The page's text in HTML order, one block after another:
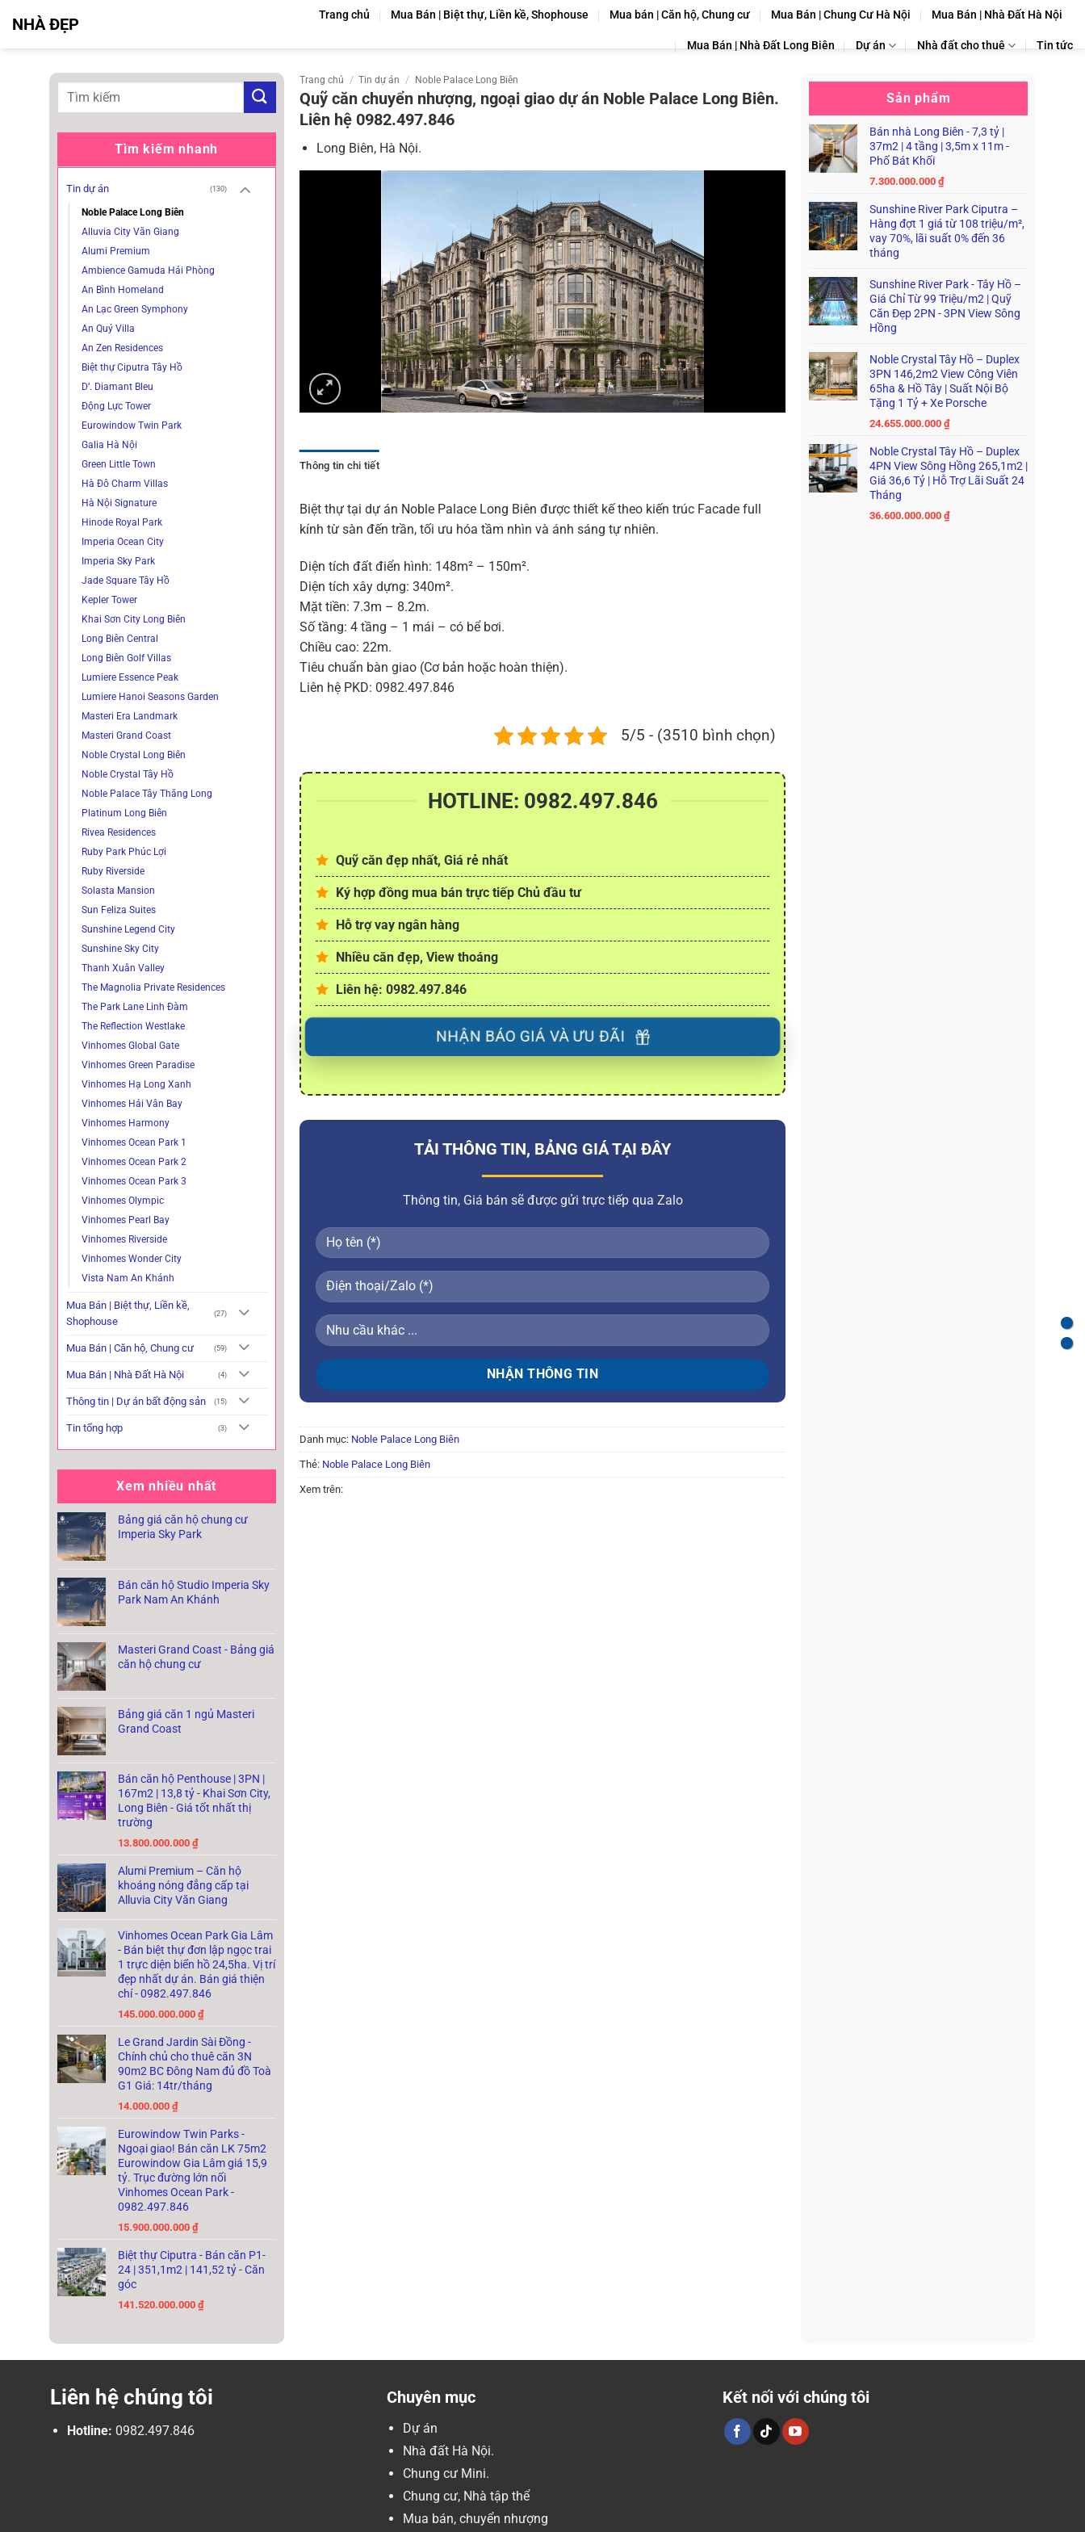
quaNHÀ ĐẸP Trang chủ Mua Bán | Biệt thự, Liền kề, Shophouse Mua bán | Căn hộ, Chung cư Mua Bán | Chung Cư Hà Nội Mua Bán | Nhà Đất Hà Nội
Mua Bán | Nhà Đất Long Biên Dự án Nhà đất cho thuê Tin tức
Tìm kiếm nhanh
Tin dự án (130)
Noble Palace Long Biên
Alluvia City Văn Giang
Alumi Premium
Ambience Gamuda Hải Phòng
An Bình Homeland
An Lạc Green Symphony
An Quý Villa
An Zen Residences
Biệt thự Ciputra Tây Hồ
D’. Diamant Bleu
Động Lực Tower
Eurowindow Twin Park
Galia Hà Nội
Green Little Town
Hà Đô Charm Villas
Hà Nội Signature
Hinode Royal Park
Imperia Ocean City
Imperia Sky Park
Jade Square Tây Hồ
Kepler Tower
Khai Sơn City Long Biên
Long Biên Central
Long Biên Golf Villas
Lumiere Essence Peak
Lumiere Hanoi Seasons Garden
Masteri Era Landmark
Masteri Grand Coast
Noble Crystal Long Biên
Noble Crystal Tây Hồ
Noble Palace Tây Thăng Long
Platinum Long Biên
Rivea Residences
Ruby Park Phúc Lợi
Ruby Riverside
Solasta Mansion
Sun Feliza Suites
Sunshine Legend City
Sunshine Sky City
Thanh Xuân Valley
The Magnolia Private Residences
The Park Lane Linh Đàm
The Reflection Westlake
Vinhomes Global Gate
Vinhomes Green Paradise
Vinhomes Hạ Long Xanh
Vinhomes Hải Vân Bay
Vinhomes Harmony
Vinhomes Ocean Park 1
Vinhomes Ocean Park 2
Vinhomes Ocean Park 3
Vinhomes Olympic
Vinhomes Pearl Bay
Vinhomes Riverside
Vinhomes Wonder City
Vista Nam An Khánh
Mua Bán | Biệt thự, Liền kề,
Shophouse
(27)
Mua Bán | Căn hộ, Chung cư (59)
Mua Bán | Nhà Đất Hà Nội (4)
Thông tin | Dự án bất động sản (15)
Tin tổng hợp (3)
Xem nhiều nhất
Bảng giá căn hộ chung cư
Imperia Sky Park
Bán căn hộ Studio Imperia Sky
Park Nam An Khánh
Masteri Grand Coast - Bảng giá
căn hộ chung cư
Bảng giá căn 1 ngủ Masteri
Grand Coast
Bán căn hộ Penthouse | 3PN |
167m2 | 13,8 tỷ - Khai Sơn City,
Long Biên - Giá tốt nhất thị
trường
13.800.000.000 ₫
Alumi Premium – Căn hộ
khoáng nóng đẳng cấp tại
Alluvia City Văn Giang
Vinhomes Ocean Park Gia Lâm
- Bán biệt thự đơn lập ngọc trai
1 trực diện biển hồ 24,5ha. Vị trí
đẹp nhất dự án. Bán giá thiện
chí - 0982.497.846
145.000.000.000 ₫
Le Grand Jardin Sài Đồng -
Chính chủ cho thuê căn 3N
90m2 BC Đông Nam đủ đồ Toà
G1 Giá: 14tr/tháng
14.000.000 ₫
Eurowindow Twin Parks -
Ngoại giao! Bán căn LK 75m2
Eurowindow Gia Lâm giá 15,9
tỷ. Trục đường lớn nối
Vinhomes Ocean Park -
0982.497.846
15.900.000.000 ₫
Biệt thự Ciputra - Bán căn P1-
24 | 351,1m2 | 141,52 tỷ - Căn
góc
141.520.000.000 ₫
Trang chủ / Tin dự án / Noble Palace Long Biên
Quỹ căn chuyển nhượng, ngoại giao dự án Noble Palace Long Biên.
Liên hệ 0982.497.846
Long Biên, Hà Nội.
Thông tin chi tiết
Biệt thự tại dự án Noble Palace Long Biên được thiết kế theo kiến trúc Facade full
kính từ sàn đến trần, tối ưu hóa tầm nhìn và ánh sáng tự nhiên.
Diện tích đất điển hình: 148m² – 150m².
Diện tích xây dựng: 340m².
Mặt tiền: 7.3m – 8.2m.
Số tầng: 4 tầng – 1 mái – có bể bơi.
Chiều cao: 22m.
Tiêu chuẩn bàn giao (Cơ bản hoặc hoàn thiện).
Liên hệ PKD: 0982.497.846
5/5 - (3510 bình chọn)
HOTLINE: 0982.497.846
Quỹ căn đẹp nhất, Giá rẻ nhất
Ký hợp đồng mua bán trực tiếp Chủ đầu tư
Hỗ trợ vay ngân hàng
Nhiều căn đẹp, View thoáng
Liên hệ: 0982.497.846
NHẬN BÁO GIÁ VÀ ƯU ĐÃI
TẢI THÔNG TIN, BẢNG GIÁ TẠI ĐÂY
Thông tin, Giá bán sẽ được gửi trực tiếp qua Zalo
Danh mục: Noble Palace Long Biên
Thẻ: Noble Palace Long Biên
Xem trên:
Sản phẩm
Bán nhà Long Biên - 7,3 tỷ |
37m2 | 4 tầng | 3,5m x 11m -
Phố Bát Khối
7.300.000.000₫
Sunshine River Park Ciputra –
Hàng đợt 1 giá từ 108 triệu/m²,
vay 70%, lãi suất 0% đến 36
tháng
Sunshine River Park - Tây Hồ –
Giá Chỉ Từ 99 Triệu/m2 | Quỹ
Căn Đẹp 2PN - 3PN View Sông
Hồng
Noble Crystal Tây Hồ – Duplex
3PN 146,2m2 View Công Viên
65ha & Hồ Tây | Suất Nội Bộ
Tặng 1 Tỷ + Xe Porsche
24.655.000.000₫
Noble Crystal Tây Hồ – Duplex
4PN View Sông Hồng 265,1m2 |
Giá 36,6 Tỷ | Hỗ Trợ Lãi Suất 24
Tháng
36.600.000.000₫
Liên hệ chúng tôi
Hotline: 0982.497.846
Chuyên mục
Dự án
Nhà đất Hà Nội.
Chung cư Mini.
Chung cư, Nhà tập thể
Mua bán, chuyển nhượng
Kết nối với chúng tôi